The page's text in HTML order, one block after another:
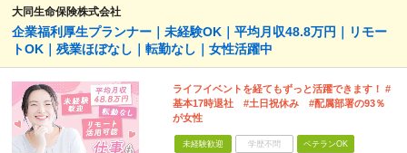
大同生命保険株式会社
企業福利厚生プランナー｜未経験OK｜平均月収48.8万円｜リモー
トOK｜残業ほぼなし｜転勤なし｜女性活躍中
ライフイベントを経てもずっと活躍できます！ #
基本17時退社 #土日祝休み #配属部署の93％
が女性
未経験歓迎 学歴不問 ベテランOK